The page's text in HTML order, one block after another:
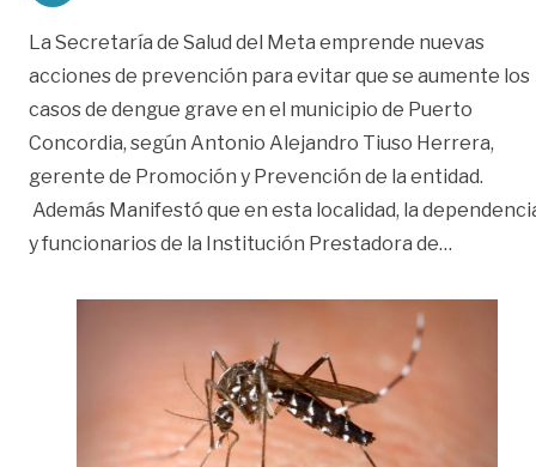
La Secretaría de Salud del Meta emprende nuevas
acciones de prevención para evitar que se aumente los
casos de dengue grave en el municipio de Puerto
Concordia, según Antonio Alejandro Tiuso Herrera,
gerente de Promoción y Prevención de la entidad.
Además Manifestó que en esta localidad, la
y funcionarios de la Institución Prestadora de…